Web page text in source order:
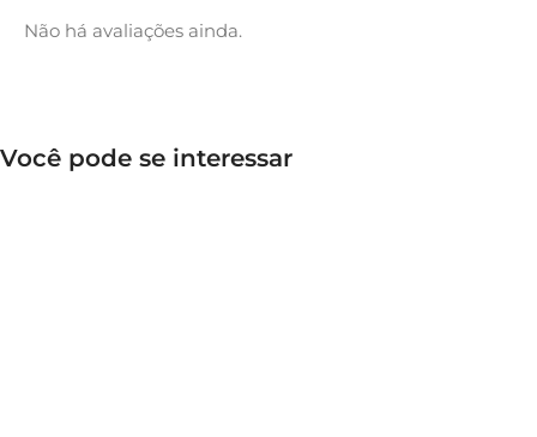
Não há avaliações ainda.
Você pode se interessar